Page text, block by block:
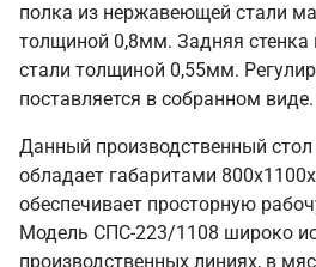
полка из нержавеющей стали
толщиной 0,8мм. Задняя стенка
стали толщиной 0,55мм.
поставляется в собранном виде.
Данный производственный стол
обладает габаритами
обеспечивает просторную
Модель СПС-223/1108 широко
производственных линиях, в